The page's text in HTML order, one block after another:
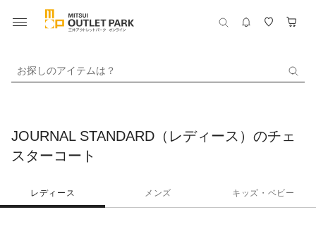
お探しのアイテムは？
JOURNAL STANDARD（レディース）のチェ
スターコート
レディース メンズ キッズ・ベビー